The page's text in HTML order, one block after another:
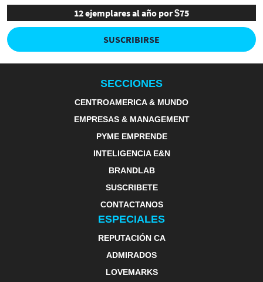
12 ejemplares al año por $75
SUSCRIBIRSE
SECCIONES
CENTROAMERICA & MUNDO
EMPRESAS & MANAGEMENT
PYME EMPRENDE
INTELIGENCIA E&N
BRANDLAB
SUSCRIBETE
CONTACTANOS
ESPECIALES
REPUTACIÓN CA
ADMIRADOS
LOVEMARKS